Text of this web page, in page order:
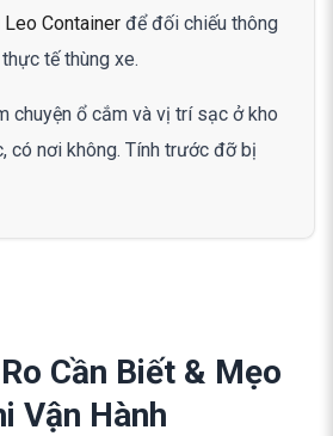
Leo Container để đối chiếu thông
tế thùng xe.
chuyện ổ cắm và vị trí sạc ở kho
có nơi không. Tính trước đỡ bị
Cần Biết & Mẹo
Vận Hành